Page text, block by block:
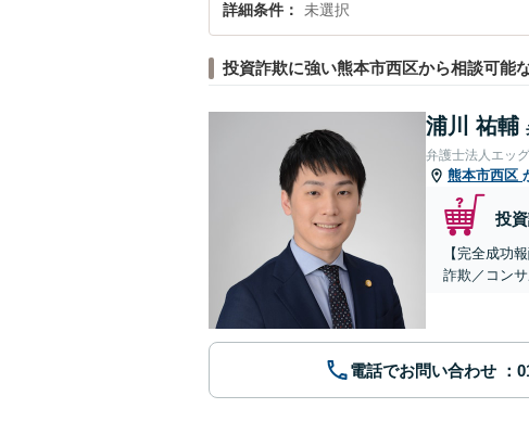
詳細条件 未選択
投資詐欺に強い熊本市西区から相談可能
浦川 祐輔
弁護士法人エッグ
熊本市西区
投
【完全成功
詐欺／コン
電話でお問い合わせ